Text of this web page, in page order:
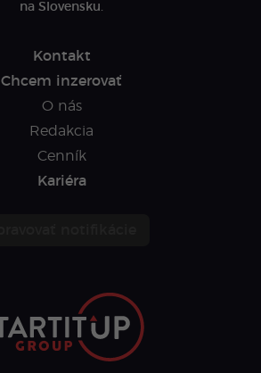
na Slovensku.
Kontakt
Chcem inzerovať
O nás
Redakcia
Cenník
Kariéra